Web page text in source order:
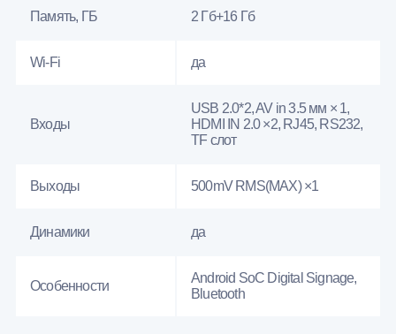
Память, ГБ 2 Гб+16 Гб
Wi-Fi да
Входы
USB 2.0*2, AV in 3.5 мм × 1,
HDMI IN 2.0 ×2, RJ45, RS232,
TF слот
Выходы 500mV RMS(MAX) ×1
Динамики да
Особенности
Android SoC Digital Signage,
Bluetooth